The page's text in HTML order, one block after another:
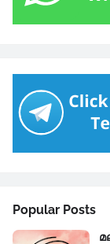
Popular Posts